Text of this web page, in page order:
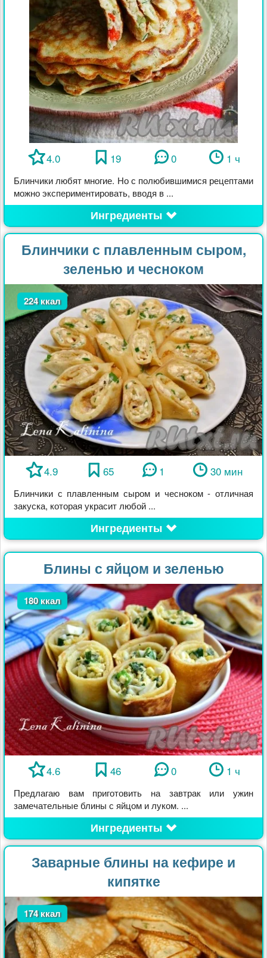
4.0 19 0 1 ч
Блинчики любят многие. Но с полюбившимися рецептами
можно экспериментировать, вводя в ...
Ингредиенты
Блинчики с плавленным сыром,
зеленью и чесноком
224 ккал
4.9 65 1 30 мин
Блинчики с плавленным сыром и чесноком - отличная
закуска, которая украсит любой ...
Ингредиенты
Блины с яйцом и зеленью
180 ккал
4.6 46 0 1 ч
Предлагаю вам приготовить на завтрак или ужин
замечательные блины с яйцом и луком. ...
Ингредиенты
Заварные блины на кефире и
кипятке
174 ккал